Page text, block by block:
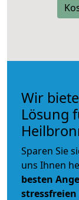
Wir
Lösung
Sparen Sie
uns Ihnen
besten
stressfreien